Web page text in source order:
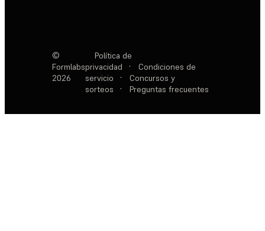
©
Formlabs
2026
Política de
privacidad
·
Condiciones de
servicio
·
Concursos y
sorteos
· Preguntas frecuentes